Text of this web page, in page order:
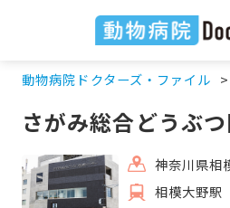
動物病院ドクターズ・ファイル
さがみ総合どうぶ
神奈川県相
相模大野駅